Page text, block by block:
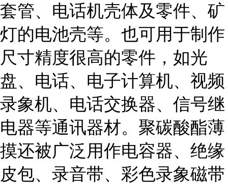
套管、电话机壳体及零件、矿
灯的电池壳等。也可用于制作
尺寸精度很高的零件，如光
盘、电话、电子计算机、视频
录象机、电话交换器、信号继
电器等通讯器材。聚碳酸酯薄
摸还被广泛用作电容器、绝缘
皮包、录音带、彩色录象磁带